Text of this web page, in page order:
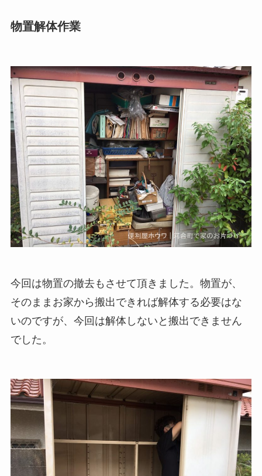
物置解体作業
今回は物置の撤去もさせて頂きました。物置が、
そのままお家から搬出できれば解体する必要はな
いのですが、今回は解体しないと搬出できません
でした。